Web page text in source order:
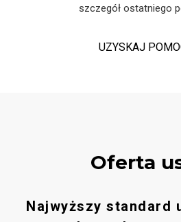
szczegół ostatniego
UZYSKAJ
Oferta
Najwyższy standard